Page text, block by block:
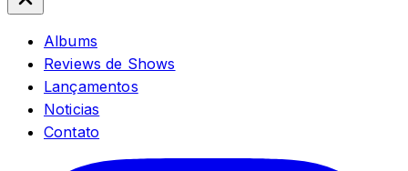
Albums
Reviews de Shows
Lançamentos
Noticias
Contato